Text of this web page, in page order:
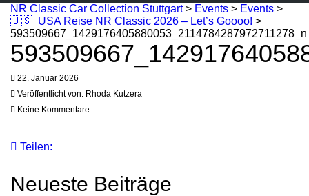
NR Classic Car Collection Stuttgart> Events > Events >
🇺🇸 USA Reise NR Classic 2026 – Let’s Goooo! >
593509667_1429176405880053_2114784287972711278_n
22. Januar 2026
Veröffentlicht von: Rhoda Kutzera
Keine Kommentare
Teilen:
Neueste Beiträge